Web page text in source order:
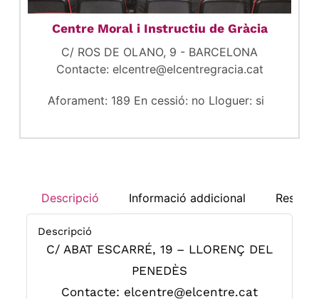
Centre Moral i Instructiu de Gràcia
C/ ROS DE OLANO, 9 - BARCELONA
Contacte: elcentre@elcentregracia.cat
Aforament: 189 En cessió: no Lloguer: si
Descripció Informació addicional
Descripció
C/ ABAT ESCARRÉ, 19 – LLORENÇ DEL
PENEDÈS
Contacte: elcentre@elcentre.cat